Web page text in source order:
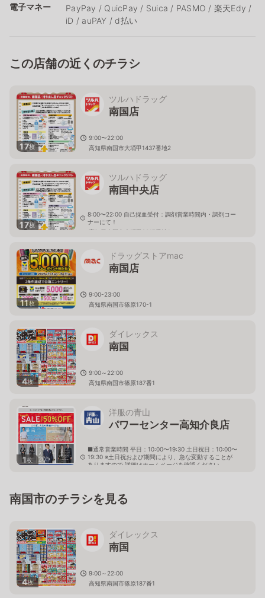
電子マネー
PayPay / QuicPay / Suica / PASMO / 楽天Edy /
iD / auPAY / d払い
この店舗の近くのチラシ
17枚
ツルハドラッグ
南国店
9:00〜22:00
高知県南国市大埇甲1437番地2
17枚
ツルハドラッグ
南国中央店
8:00〜22:00 自己採血受付：調剤営業時間内・調剤コー
ナーにて！
高知県南国市大埇甲2317番地1
11枚
ドラッグストアmac
南国店
9:00-23:00
高知県南国市篠原170-1
4枚
ダイレックス
南国
9:00～22:00
高知県南国市篠原187番1
1枚
洋服の青山
パワーセンター高知介良店
■通常営業時間 平日：10:00〜19:30 土日祝日：10:00〜
19:30 ※土日祝および期間により、急な変動することが
ありますので 詳細はホームページを確認ください
南国市のチラシを見る
4枚
ダイレックス
南国
9:00～22:00
高知県南国市篠原187番1